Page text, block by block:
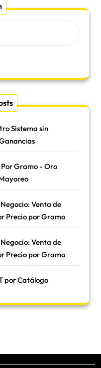
Sistema sin
Gramo - Oro
Venta de
Precio por Gramo
Venta de
Precio por Gramo
por Catálogo